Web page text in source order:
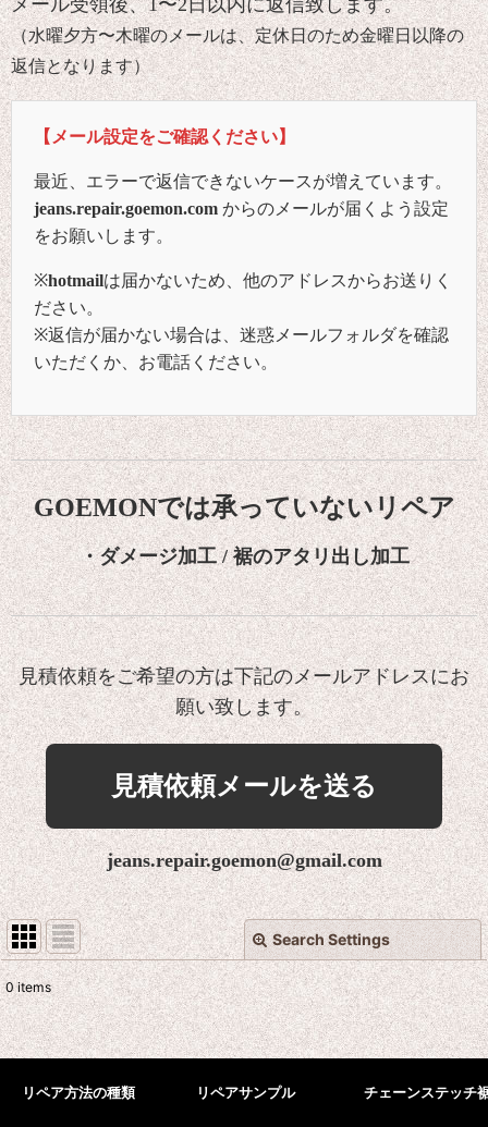
メール受領後、1〜2日以内に返信致します。
（水曜夕方〜木曜のメールは、定休日のため金曜日以降の
返信となります）
【メール設定をご確認ください】
最近、エラーで返信できないケースが増えています。
jeans.repair.goemon.com からのメールが届くよう設定
をお願いします。
※hotmailは届かないため、他のアドレスからお送りく
ださい。
※返信が届かない場合は、迷惑メールフォルダを確認
いただくか、お電話ください。
GOEMONでは承っていないリペア
・ダメージ加工 / 裾のアタリ出し加工
見積依頼をご希望の方は下記のメールアドレスにお
願い致します。
見積依頼メールを送る
jeans.repair.goemon@gmail.com
Search Settings
Show:
Sort by:
Close
0items
リペア方法の種類 リペアサンプル チェーンステッチ